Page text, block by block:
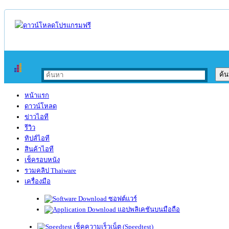
หน้าแรก
ดาวน์โหลด
ข่าวไอที
รีวิว
ทิปส์ไอที
สินค้าไอที
เช็ครอบหนัง
รวมคลิป Thaiware
เครื่องมือ
ซอฟต์แวร์
แอปพลิเคชันบนมือถือ
เช็คความเร็วเน็ต (Speedtest)